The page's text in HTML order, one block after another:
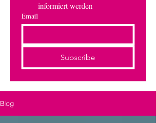
informiert werden
Email
Subscribe
Blog